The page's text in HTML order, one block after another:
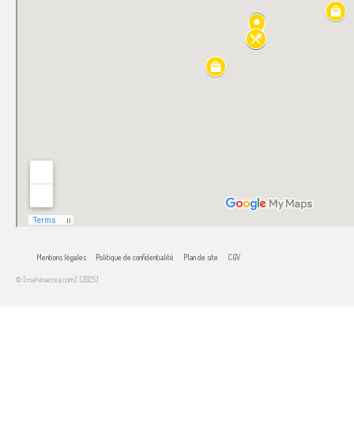
Mentions légales Politique de confidentialité Plan de site CGV
© [malvinacrea.com] [2025]